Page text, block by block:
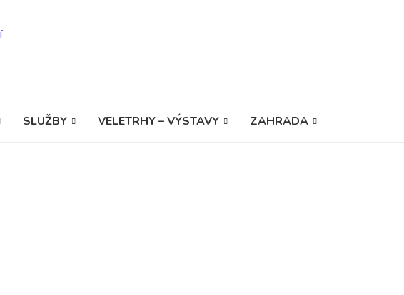
SLUŽBY VELETRHY – VÝSTAVY ZAHRADA